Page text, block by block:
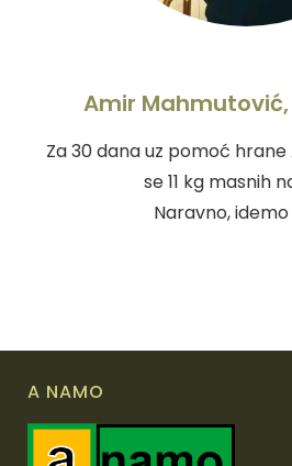
Amir
Za 30 dana uz pomoć
se 11 kg masnih
Naravno,
A NAMO